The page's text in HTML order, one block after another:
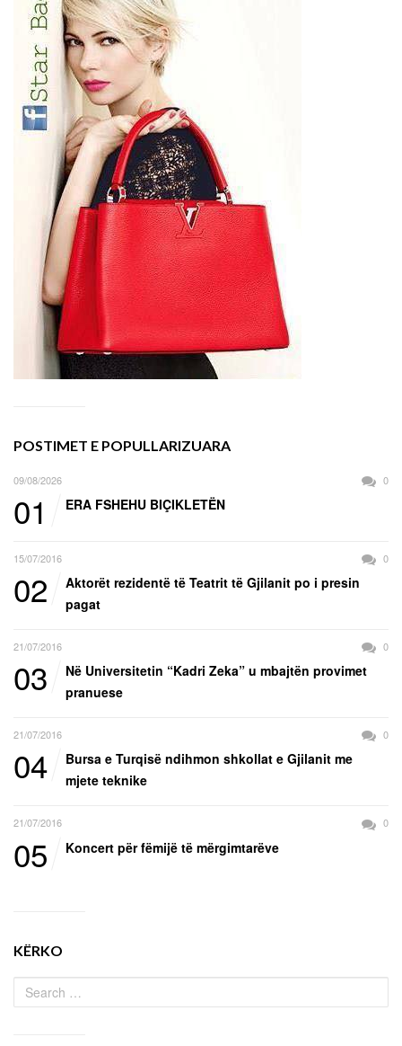
POSTIMET E POPULLARIZUARA
09/08/2026 0
01 ERA FSHEHU BIÇIKLETËN
15/07/2016 0
02
Aktorët rezidentë të Teatrit të Gjilanit po i presin
pagat
21/07/2016 0
03
Në Universitetin “Kadri Zeka” u mbajtën provimet
pranuese
21/07/2016 0
04
Bursa e Turqisë ndihmon shkollat e Gjilanit me
mjete teknike
21/07/2016 0
05 Koncert për fëmijë të mërgimtarëve
KËRKO